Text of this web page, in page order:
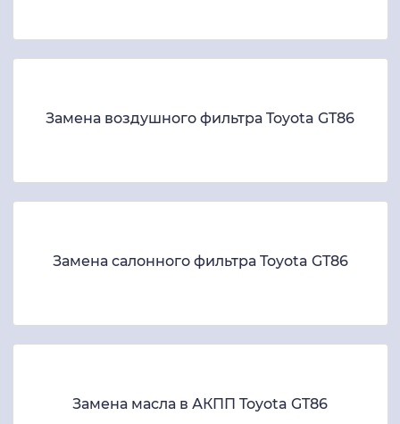
Замена воздушного фильтра Toyota GT86
Замена салонного фильтра Toyota GT86
Замена масла в АКПП Toyota GT86